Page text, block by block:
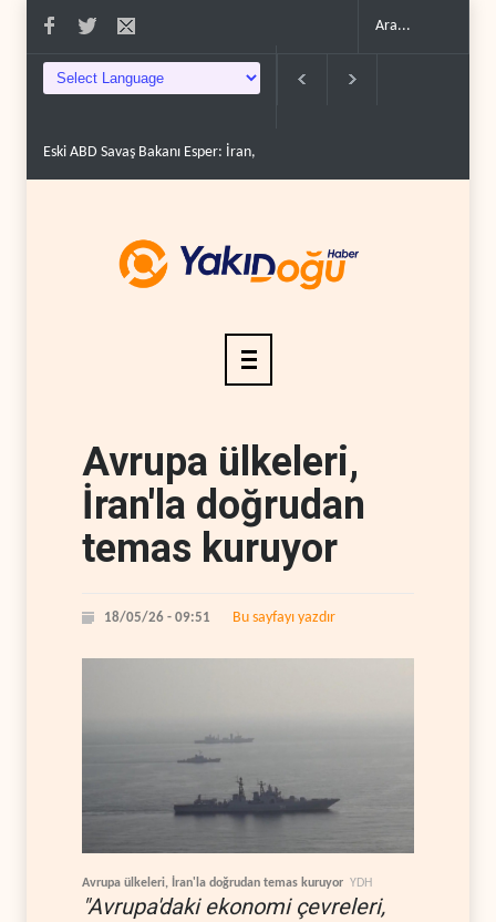
‘Mekke İttifakı’nın çelişkileri ve bölgesel hesapl..
Avrupa ülkeleri,
İran'la doğrudan
temas kuruyor
18/05/26 - 09:51 Bu sayfayı yazdır
Avrupa ülkeleri, İran'la doğrudan temas kuruyor YDH
"Avrupa'daki ekonomi çevreleri,